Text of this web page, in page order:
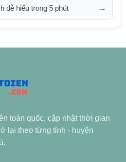
dễ hiểu trong 5 phút →
toàn quốc, cập nhật thời gian
lại theo từng tỉnh - huyện